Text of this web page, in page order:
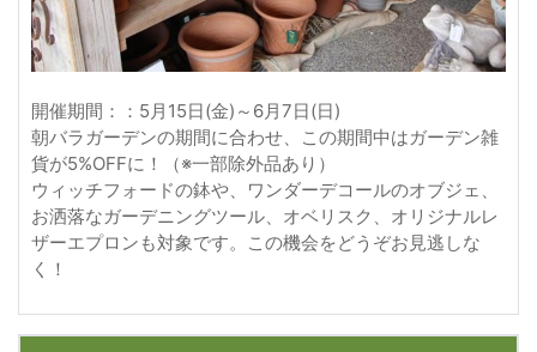
開催期間：：5月15日(金)～6月7日(日)
朝バラガーデンの期間に合わせ、この期間中はガーデン雑
貨が5%OFFに！（※一部除外品あり）
ウィッチフォードの鉢や、ワンダーデコールのオブジェ、
お洒落なガーデニングツール、オベリスク、オリジナルレ
ザーエプロンも対象です。この機会をどうぞお見逃しな
く！